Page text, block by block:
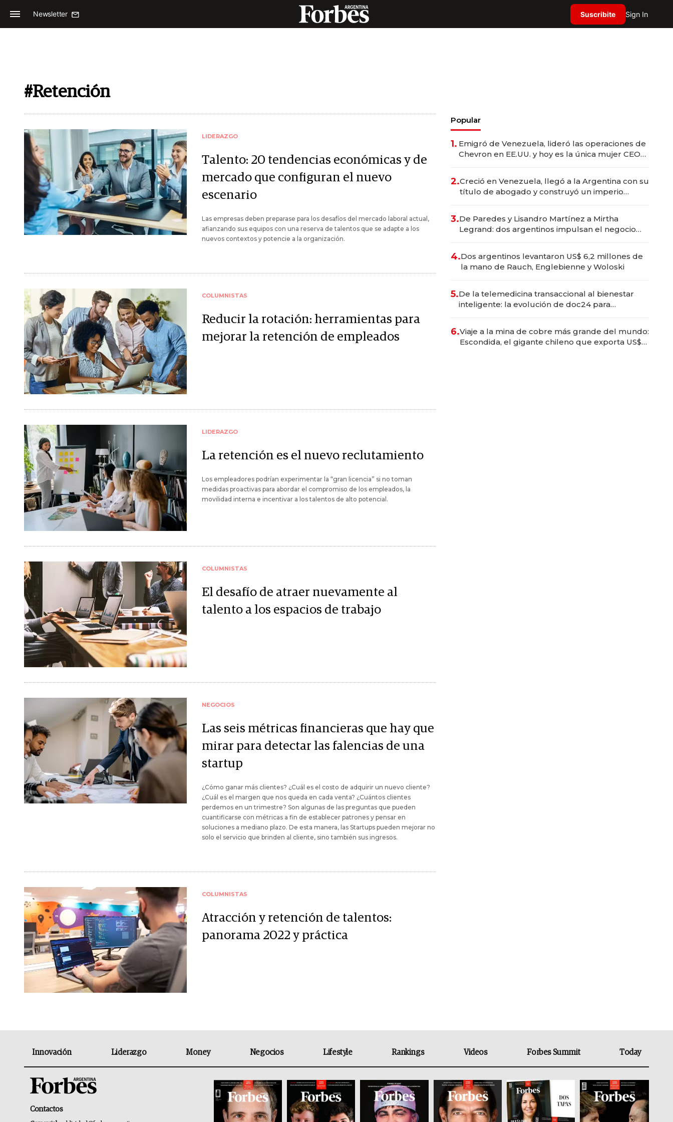
Newsletter Suscribite Sign In
#Retención
LIDERAZGO
Talento: 20 tendencias económicas y de
mercado que configuran el nuevo
escenario
Las empresas deben preparase para los desafíos del mercado laboral actual,
afianzando sus equipos con una reserva de talentos que se adapte a los
nuevos contextos y potencie a la organización.
COLUMNISTAS
Reducir la rotación: herramientas para
mejorar la retención de empleados
LIDERAZGO
La retención es el nuevo reclutamiento
Los empleadores podrían experimentar la “gran licencia” si no toman
medidas proactivas para abordar el compromiso de los empleados, la
movilidad interna e incentivar a los talentos de alto potencial.
COLUMNISTAS
El desafío de atraer nuevamente al
talento a los espacios de trabajo
NEGOCIOS
Las seis métricas financieras que hay que
mirar para detectar las falencias de una
startup
¿Cómo ganar más clientes? ¿Cuál es el costo de adquirir un nuevo cliente?
¿Cuál es el margen que nos queda en cada venta? ¿Cuántos clientes
perdemos en un trimestre? Son algunas de las preguntas que pueden
cuantificarse con métricas a fin de establecer patrones y pensar en
soluciones a mediano plazo. De esta manera, las Startups pueden mejorar no
solo el servicio que brinden al cliente, sino también sus ingresos.
COLUMNISTAS
Atracción y retención de talentos:
panorama 2022 y práctica
Popular
1. Emigró de Venezuela, lideró las operaciones de
Chevron en EE.UU. y hoy es la única mujer CEO
2.Creció en Venezuela, llegó a la Argentina con su
título de abogado y construyó un imperio
3.De Paredes y Lisandro Martínez a Mirtha
Legrand: dos argentinos impulsan el negocio
4.Dos argentinos levantaron US$ 6,2 millones de
la mano de Rauch, Englebienne y Woloski
5.De la telemedicina transaccional al bienestar
inteligente: la evolución de doc24 para
6.Viaje a la mina de cobre más grande del mundo:
Escondida, el gigante chileno que exporta US$
Innovación Liderazgo Money Negocios Lifestyle Rankings Videos Forbes Summit Today
Contactos